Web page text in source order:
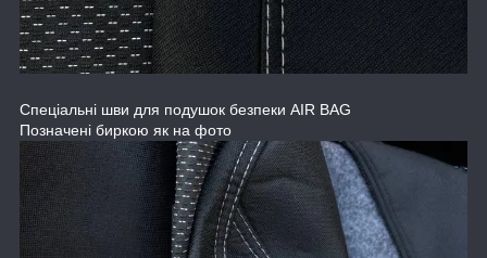
Спеціальні шви для подушок безпеки AIR BAG
Позначені биркою як на фото